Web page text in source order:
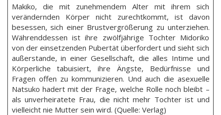
Makiko, die mit zunehmendem Alter mit ihrem sich
verändernden Körper nicht zurechtkommt, ist davon
besessen, sich einer Brustvergrößerung zu unterziehen.
Währenddessen ist ihre zwölfjährige Tochter Midoriko
von der einsetzenden Pubertät überfordert und sieht sich
außerstande, in einer Gesellschaft, die alles Intime und
Körperliche tabuisiert, ihre Ängste, Bedürfnisse und
Fragen offen zu kommunizieren. Und auch die asexuelle
Natsuko hadert mit der Frage, welche Rolle noch bleibt –
als unverheiratete Frau, die nicht mehr Tochter ist und
vielleicht nie Mutter sein wird. (Quelle: Verlag)